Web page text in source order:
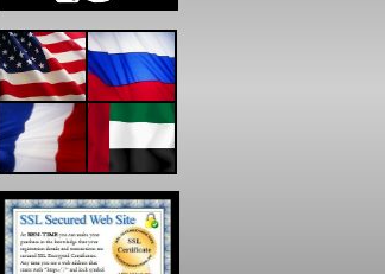
האתר מאובטח בהצפנת
SSL מתקדמת